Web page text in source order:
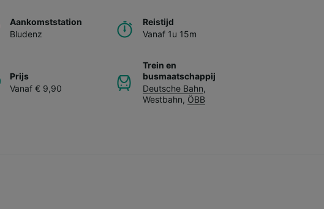
Aankomststation
Bludenz
Reistijd
Vanaf 1u 15m
Prijs
Vanaf € 9,90
Trein en
busmaatschappij
Deutsche Bahn,
Westbahn, ÖBB